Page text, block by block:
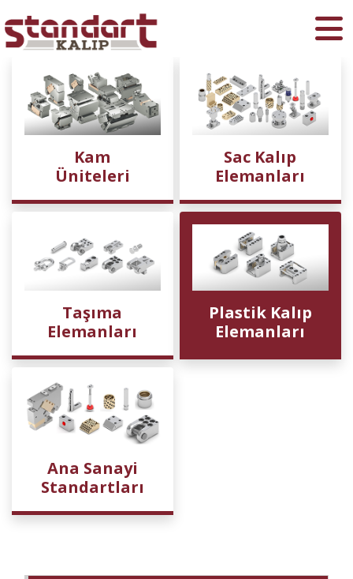
Kam
Üniteleri
Sac Kalıp
Elemanları
Taşıma
Elemanları
Plastik Kalıp
Elemanları
Ana Sanayi
Standartları